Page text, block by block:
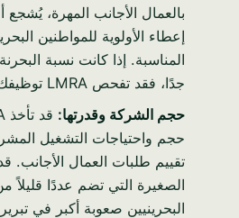
بالعمال الأجانب المهرة،
إعطاء الأولوية للمواطنين
المناسبة. إذا كانت نسبة
جدًا، فقد تفحص LMRA توظيفك للأجانب عن كثب.
حجم الشركة وقدرتها:
حجم واحتياجات التشغيل
تقييم طلبات العمال الأجانب.
الصغيرة التي تضم عددًا قليلاً
البحرينيين صعوبة أكبر في